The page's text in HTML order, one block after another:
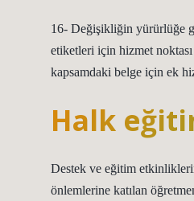
16- Değişikliğin yürürlüğe
etiketleri için hizmet
kapsamdaki belge için ek
Halk
Destek ve eğitim
önlemlerine katılan